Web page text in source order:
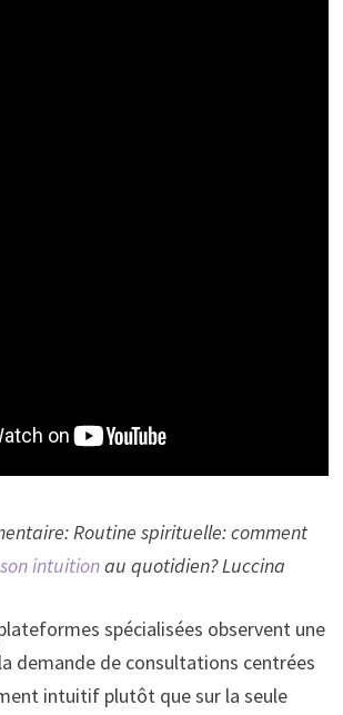
Routine spirituelle: comment
intuitionau quotidien? Luccina
spécialisées observent une
demande de consultations centrées
intuitif plutôt que sur la seule